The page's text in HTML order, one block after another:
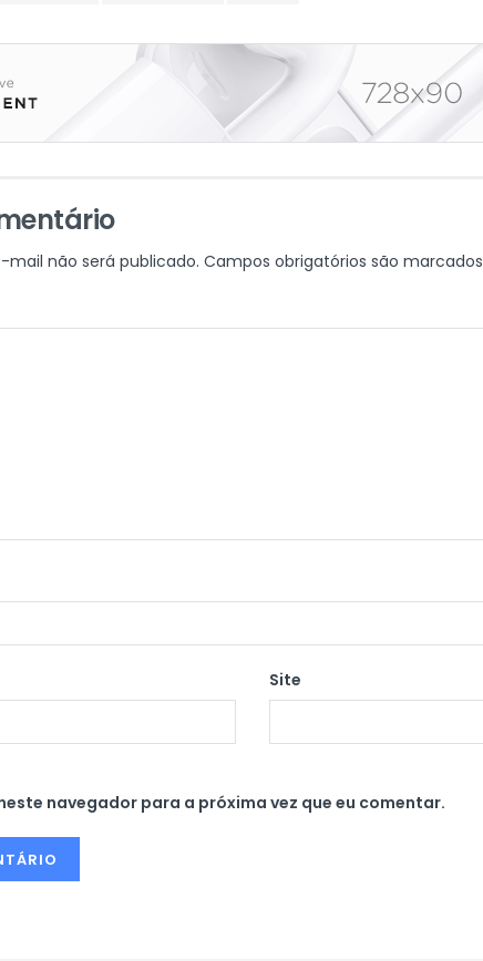
não será publicado. Campos obrigatórios são
Site
navegador para a próxima vez que eu comentar.